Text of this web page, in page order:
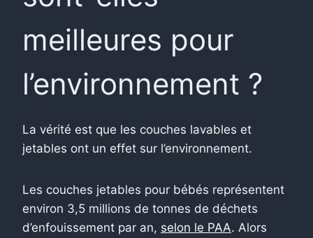
meilleures pour
l’environnement ?
La vérité est que les couches lavables et
jetables ont un effet sur l’environnement.
Les couches jetables pour bébés représentent
environ 3,5 millions de tonnes de déchets
d’enfouissement par an, selon le PAA. Alors